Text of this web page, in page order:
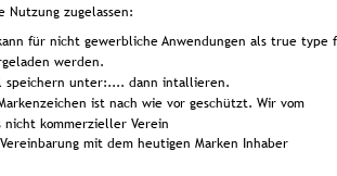
zugelassen:
für nicht gewerbliche Anwendungen als true
werden.
speichern unter:.... dann intallieren.
ist nach wie vor geschützt. Wir vom
nicht kommerzieller Verein
mit dem heutigen Marken Inhaber